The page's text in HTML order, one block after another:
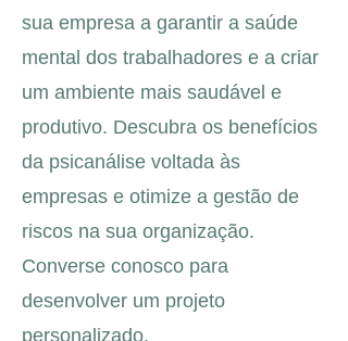
sua empresa a garantir a saúde
mental dos trabalhadores e a criar
um ambiente mais saudável e
produtivo. Descubra os benefícios
da psicanálise voltada às
empresas e otimize a gestão de
riscos na sua organização.
Converse conosco para
desenvolver um projeto
personalizado.